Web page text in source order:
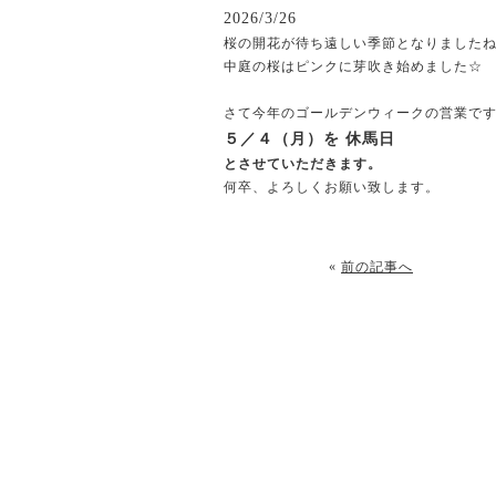
2026/3/26
桜の開花が待ち遠しい季節となりましたね
中庭の桜はピンクに芽吹き始めました☆
さて今年のゴールデンウィークの営業です
５／４（月） を 休馬日
とさせていただきます。
何卒、よろしくお願い致します。
« 前の記事へ